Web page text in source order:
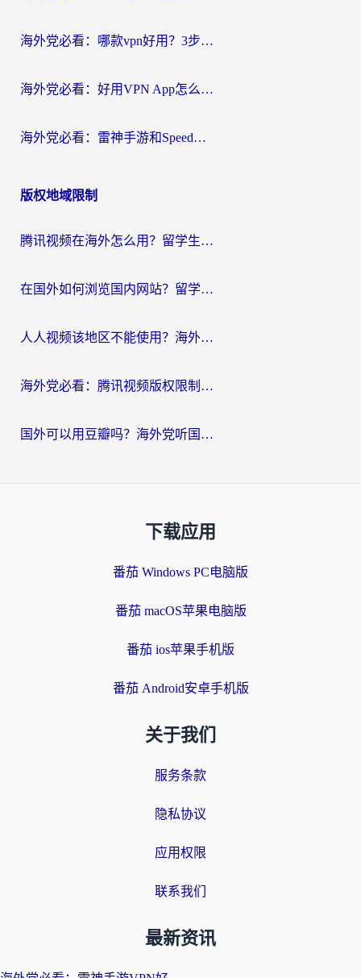
海外党必看：哪款vpn好用？3步选对回国加速器，无缝刷剧玩游戏
海外党必看：好用VPN App怎么选？3步教你无缝访问国内资源
海外党必看：雷神手游和SpeedCN好用吗？3招选对回国加速器无缝刷国内资源
版权地域限制
腾讯视频在海外怎么用？留学生亲测有效的回国加速器攻略
在国外如何浏览国内网站？留学生&海外华人的无缝访问指南
人人视频该地区不能使用？海外党追剧看片的终极解决方案来了
海外党必看：腾讯视频版权限制怎么破？3步让你轻松追剧
国外可以用豆瓣吗？海外党听国内音乐听书的实用指南
下载应用
番茄 Windows PC电脑版
番茄 macOS苹果电脑版
番茄 ios苹果手机版
番茄 Android安卓手机版
关于我们
服务条款
隐私协议
应用权限
联系我们
最新资讯